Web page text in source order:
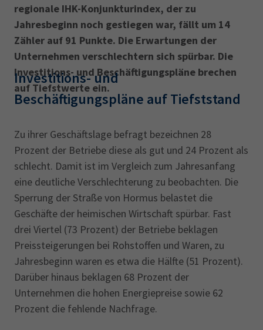
Leichte Sprache
IHK regional
Karriere
EN
IHK Akademie
Magazin Log-in
AdA
34d
Prüfungstermine
Wirtschaftsfachwirt
34f
Negativerklärung
Sachkundeprüfung
Berichtsheft
AEVO
34i
Betriebswirt Prüfbericht
regionale IHK-Konjunkturindex, der zu
Jahresbeginn noch gestiegen war, fällt um 14
Zähler auf 91 Punkte. Die Erwartungen der
Unternehmen verschlechtern sich spürbar. Die
Investitions- und Beschäftigungspläne brechen
auf Tiefstwerte ein.
Investitions- und
Beschäftigungspläne auf Tiefststand
Zu ihrer Geschäftslage befragt bezeichnen 28
Prozent der Betriebe diese als gut und 24 Prozent als
schlecht. Damit ist im Vergleich zum Jahresanfang
eine deutliche Verschlechterung zu beobachten. Die
Sperrung der Straße von Hormus belastet die
Geschäfte der heimischen Wirtschaft spürbar. Fast
drei Viertel (73 Prozent) der Betriebe beklagen
Preissteigerungen bei Rohstoffen und Waren, zu
Jahresbeginn waren es etwa die Hälfte (51 Prozent).
Darüber hinaus beklagen 68 Prozent der
Unternehmen die hohen Energiepreise sowie 62
Prozent die fehlende Nachfrage.